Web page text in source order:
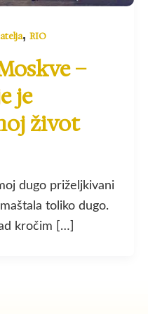
, RIO
–
je
život
dugo priželjkivani
toliko dugo.
kročim […]